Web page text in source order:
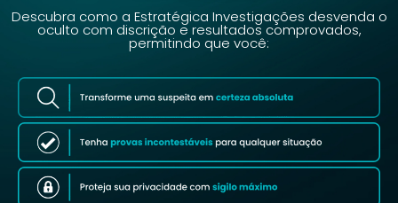
Descubra como a Estratégica Investigações desvenda o
oculto com discrição e resultados comprovados,
permitindo que você: